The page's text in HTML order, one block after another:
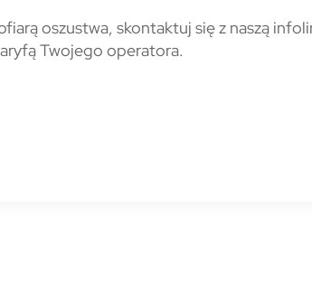
oszustwa, skontaktuj się z naszą
Twojego operatora.